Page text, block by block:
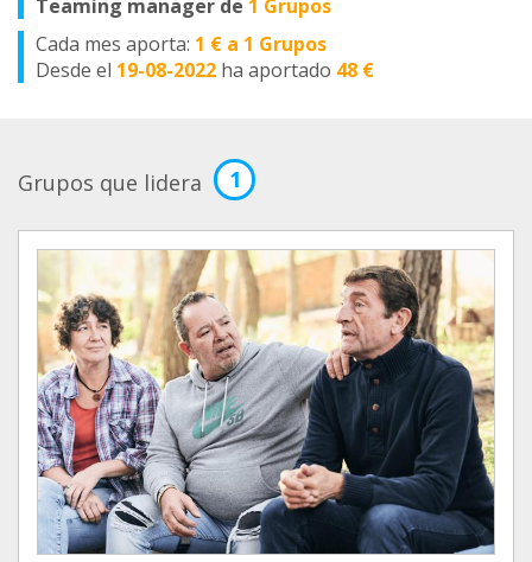
Teaming manager de 1 Grupos
Cada mes aporta: 1 € a 1 Grupos
Desde el 19-08-2022 ha aportado 48 €
Grupos que lidera 1